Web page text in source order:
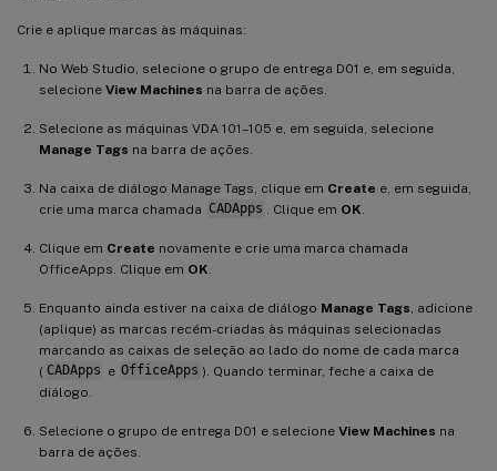
Crie e aplique marcas às máquinas:
No Web Studio, selecione o grupo de entrega D01 e, em seguida,
selecione View Machines na barra de ações.
Selecione as máquinas VDA 101–105 e, em seguida, selecione
Manage Tags na barra de ações.
Na caixa de diálogo Manage Tags, clique em Create e, em seguida,
crie uma marca chamada CADApps . Clique em OK
Clique em Create novamente e crie uma marca chamada
OfficeApps. Clique em OK
Enquanto ainda estiver na caixa de diálogo Manage Tags , adicione
(aplique) as marcas recém-criadas às máquinas selecionadas
marcando as caixas de seleção ao lado do nome de cada marca
( CADApps e OfficeApps ). Quando terminar, feche a caixa de
diálogo.
Selecione o grupo de entrega D01 e selecione View Machines na
barra de ações.